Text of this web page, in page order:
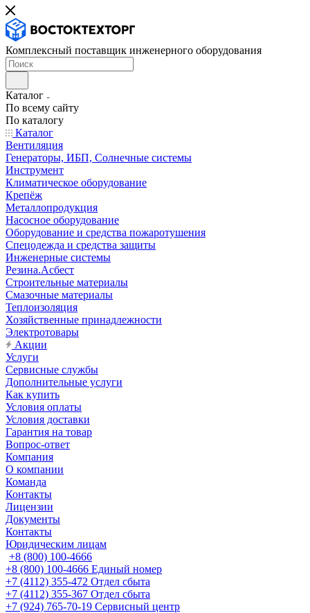
Комплексный поставщик инженерного оборудования
Каталог
По всему сайту
По каталогу
Каталог
Вентиляция
Генераторы, ИБП, Солнечные системы
Инструмент
Климатическое оборудование
Крепёж
Металлопродукция
Насосное оборудование
Оборудование и средства пожаротушения
Спецодежда и средства защиты
Инженерные системы
Резина.Асбест
Строительные материалы
Смазочные материалы
Теплоизоляция
Хозяйственные принадлежности
Электротовары
Акции
Услуги
Сервисные службы
Дополнительные услуги
Как купить
Условия оплаты
Условия доставки
Гарантия на товар
Вопрос-ответ
Компания
О компании
Команда
Контакты
Лицензии
Документы
Контакты
Юридическим лицам
+8 (800) 100-4666
+8 (800) 100-4666 Единый номер
+7 (4112) 355-472 Отдел сбыта
+7 (4112) 355-367 Отдел сбыта
+7 (924) 765-70-19 Сервисный центр